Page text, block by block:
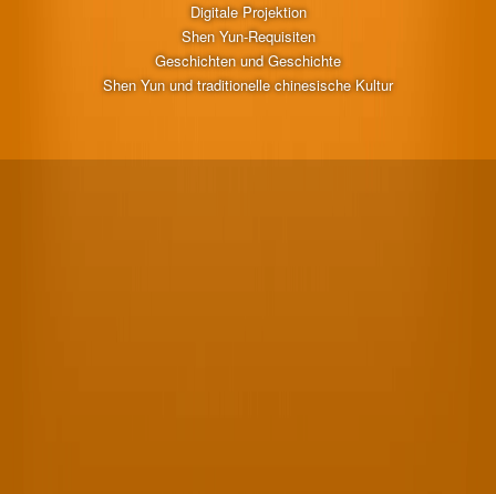
Digitale Projektion
Shen Yun-Requisiten
Geschichten und Geschichte
Shen Yun und traditionelle chinesische Kultur